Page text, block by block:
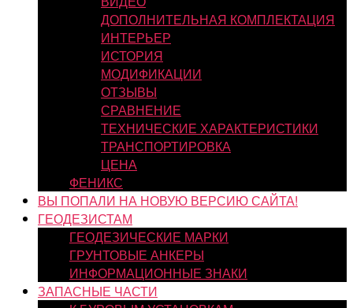
ДОПОЛНИТЕЛЬНАЯ КОМПЛЕКТАЦИЯ
ИНТЕРЬЕР
ИСТОРИЯ
МОДИФИКАЦИИ
ОТЗЫВЫ
СРАВНЕНИЕ
ТЕХНИЧЕСКИЕ ХАРАКТЕРИСТИКИ
ТРАНСПОРТИРОВКА
ЦЕНА
ФЕНИКС
ВЫ ПОПАЛИ НА НОВУЮ ВЕРСИЮ САЙТА!
ГЕОДЕЗИСТАМ
ГЕОДЕЗИЧЕСКИЕ МАРКИ
ГРУНТОВЫЕ АНКЕРЫ
ИНФОРМАЦИОННЫЕ ЗНАКИ
ЗАПАСНЫЕ ЧАСТИ